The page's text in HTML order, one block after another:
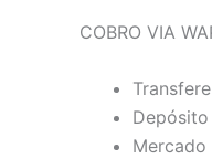
COBRO VIA
Depósito